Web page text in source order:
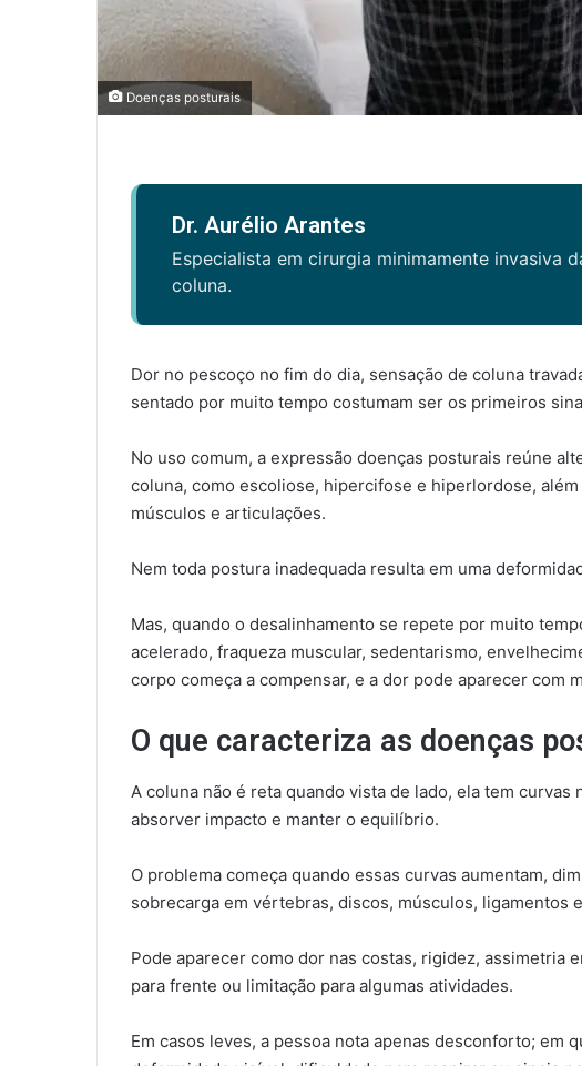
Doenças posturais
Dr. Aurélio Arantes
Especialista em cirurgia minimamente invasiva
coluna.
Dor no pescoço no fim do dia, sensação de coluna
sentado por muito tempo costumam ser os primeiros
No uso comum, a expressão doenças posturais reúne
coluna, como escoliose, hipercifose e hiperlordose,
músculos e articulações.
Nem toda postura inadequada resulta em uma
Mas, quando o desalinhamento se repete por muito
acelerado, fraqueza muscular, sedentarismo,
corpo começa a compensar, e a dor pode aparecer com
O que caracteriza as doenças
A coluna não é reta quando vista de lado, ela tem
absorver impacto e manter o equilíbrio.
O problema começa quando essas curvas aumentam,
sobrecarga em vértebras, discos, músculos, ligamentos
Pode aparecer como dor nas costas, rigidez, assimetria
para frente ou limitação para algumas atividades.
Em casos leves, a pessoa nota apenas desconforto; em